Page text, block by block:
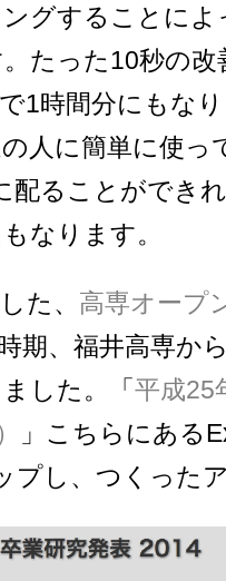
グすることに
たった10秒の
1時間分にもな
人に簡単に使っ
配ることができ
なります。
た、 高専オープ
期、福井高専か
した。「平成25
」こちらにある
プし、つくった